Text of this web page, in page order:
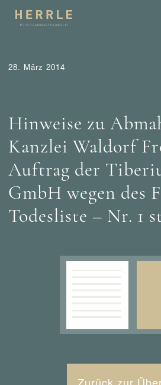
28. März 2014
Hinweise zu
Kanzlei Waldorf
Auftrag der
GmbH wegen des
Todesliste – Nr. 1